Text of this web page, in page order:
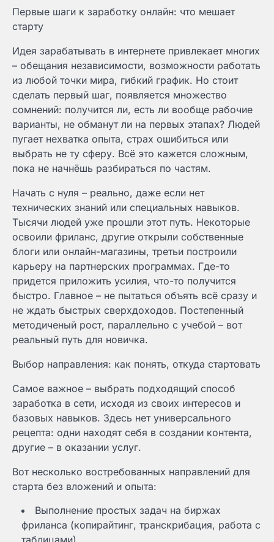
Первые шаги к заработку онлайн: что мешает
старту
Идея зарабатывать в интернете привлекает многих
– обещания независимости, возможности работать
из любой точки мира, гибкий график. Но стоит
сделать первый шаг, появляется множество
сомнений: получится ли, есть ли вообще рабочие
варианты, не обманут ли на первых этапах? Людей
пугает нехватка опыта, страх ошибиться или
выбрать не ту сферу. Всё это кажется сложным,
пока не начнёшь разбираться по частям.
Начать с нуля – реально, даже если нет
технических знаний или специальных навыков.
Тысячи людей уже прошли этот путь. Некоторые
освоили фриланс, другие открыли собственные
блоги или онлайн-магазины, третьи построили
карьеру на партнерских программах. Где-то
придется приложить усилия, что-то получится
быстро. Главное – не пытаться объять всё сразу и
не ждать быстрых сверхдоходов. Постепенный
методиченый рост, параллельно с учебой – вот
реальный путь для новичка.
Выбор направления: как понять, откуда стартовать
Самое важное – выбрать подходящий способ
заработка в сети, исходя из своих интересов и
базовых навыков. Здесь нет универсального
рецепта: одни находят себя в создании контента,
другие – в оказании услуг.
Вот несколько востребованных направлений для
старта без вложений и опыта:
Выполнение простых задач на биржах
фриланса (копирайтинг, транскрибация, работа с